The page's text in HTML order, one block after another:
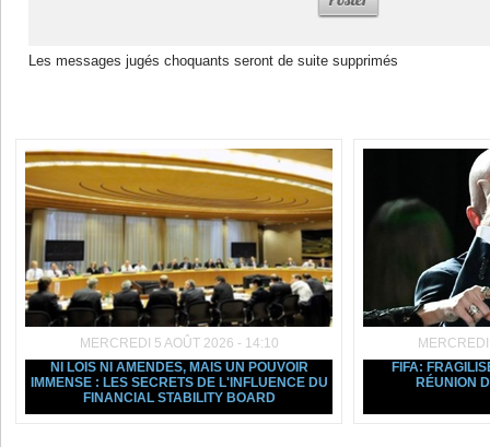
Les messages jugés choquants seront de suite supprimés
MERCREDI 5 AOÛT 2026 - 14:10
NI LOIS NI AMENDES, MAIS UN POUVOIR
IMMENSE : LES SECRETS DE L'INFLUENCE DU
FINANCIAL STABILITY BOARD
FIFA:
RÉUNION